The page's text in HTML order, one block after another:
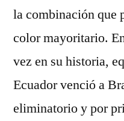
la combinación que
color mayoritario.
vez en su historia,
Ecuador venció a
eliminatorio y por